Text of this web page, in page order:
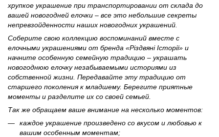
хрупкое украшение при транспортировании от склада до
вашей новогодней елочки – все это небольшие секреты
непревзойденности наших новогодних украшений.
Соберите свою коллекцию воспоминаний вместе с
елочными украшениями от бренда «Різдвяні Історії» и
начните особенную семейную традицию – украшать
новогоднюю елочку незабываемыми историями из
собственной жизни. Передавайте эту традицию от
старшего поколения к младшему. Берегите приятные
моменты и разделите их со своей семьей.
Так же обращаем ваше внимание на несколько моментов:
каждое украшение произведено со вкусом и любовью к
вашим особенным моментам;